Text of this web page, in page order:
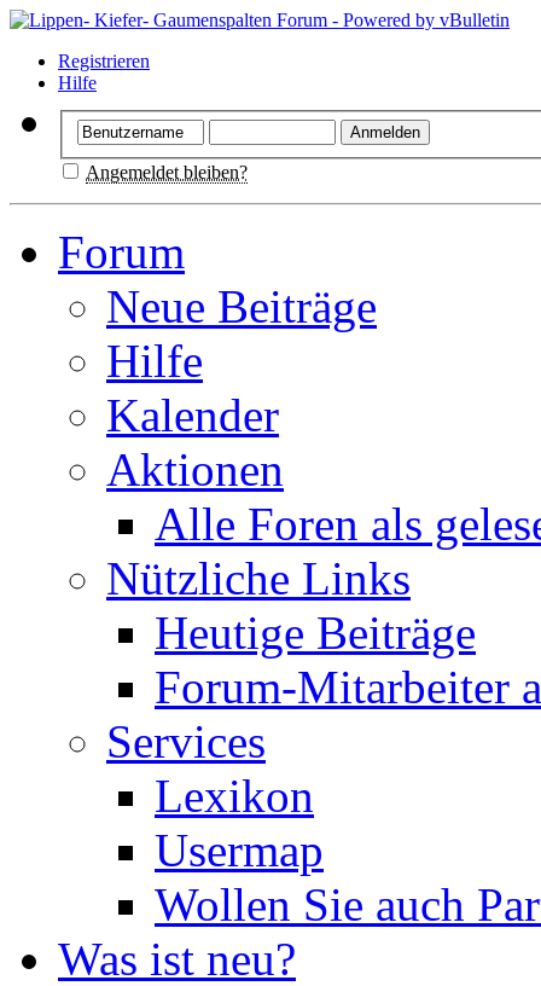
Registrieren
Hilfe
Angemeldet bleiben?
Forum
Neue Beiträge
Hilfe
Kalender
Aktionen
Alle Foren als
Nützliche Links
Heutige Beiträge
Forum-Mitarbeiter
Services
Lexikon
Usermap
Wollen Sie auch
Was ist neu?